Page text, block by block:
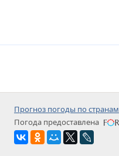
Прогноз погоды по странам
Погода предоставлена